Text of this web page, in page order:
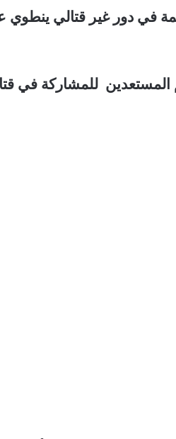
في دور غير قتالي
هم المستعدين للمشاركة